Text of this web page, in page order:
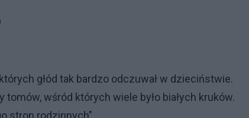
głód tak bardzo odczuwał w dzieciństwie.
wśród których wiele było białych kruków.
stron rodzinnych".